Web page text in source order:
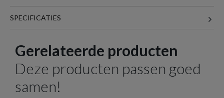
SPECIFICATIES
Gerelateerde producten
Deze producten passen goed
samen!